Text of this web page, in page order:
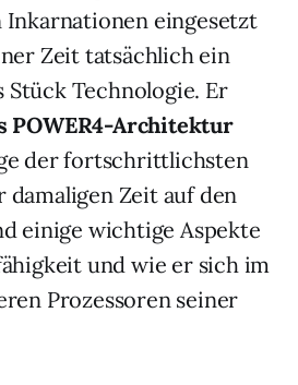
Inkarnationen eingesetzt
Zeit tatsächlich ein
Technologie. Er
POWER4-Architektur
der fortschrittlichsten
damaligen Zeit auf den
einige wichtige Aspekte
und wie er sich im
Prozessoren seiner